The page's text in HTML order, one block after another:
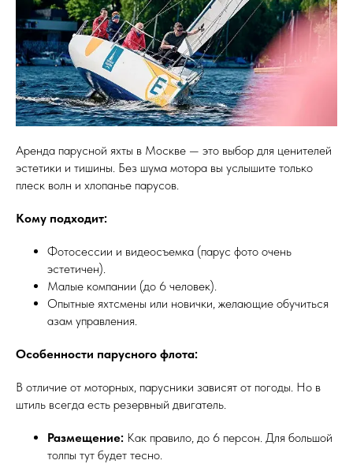
Аренда парусной яхты в Москве — это выбор для ценителей
эстетики и тишины. Без шума мотора вы услышите только
плеск волн и хлопанье парусов.
Кому подходит:
Фотосессии и видеосъемка (парус фото очень
эстетичен).
Малые компании (до 6 человек).
Опытные яхтсмены или новички, желающие обучиться
азам управления.
Особенности парусного флота:
В отличие от моторных, парусники зависят от погоды. Но в
штиль всегда есть резервный двигатель.
Размещение: Как правило, до 6 персон. Для большой
толпы тут будет тесно.